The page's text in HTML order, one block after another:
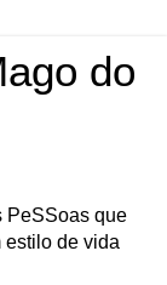
do
PeSSoas que
estilo de vida